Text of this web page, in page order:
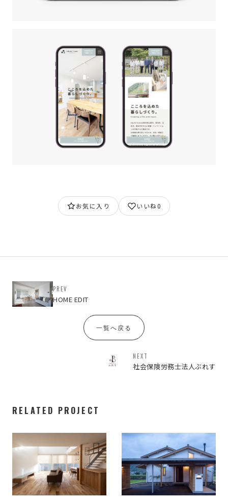
お気に入り いいね0
PREV
HOME EDIT
一覧へ戻る
NEXT
社会保険労務士法人ぶれす
RELATED PROJECT